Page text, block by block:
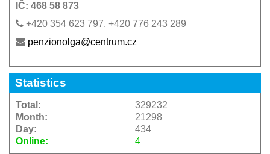
IČ: 468 58 873
+420 354 623 797, +420 776 243 289
penzionolga@centrum.cz
Statistics
Online: 4
Total:
329232
Month:
21298
Day:
434